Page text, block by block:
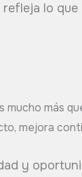
lo
más
mejora
y